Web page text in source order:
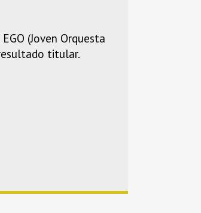
(Joven Orquesta
titular.